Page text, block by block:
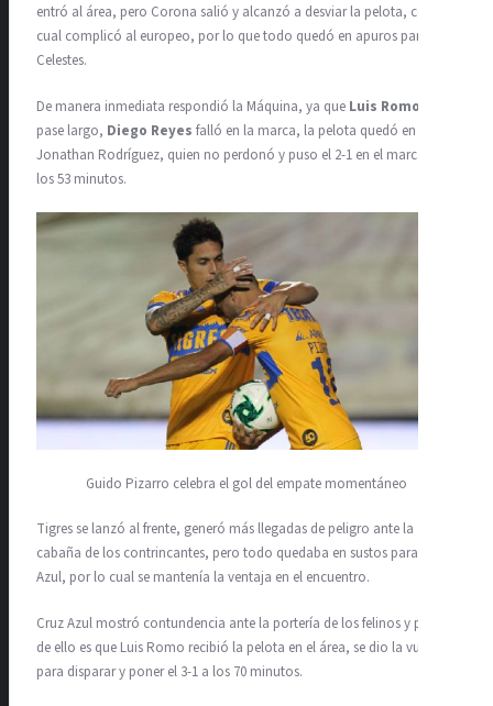
entró al área, pero Corona salió y alcanzó a desviar la pelota, con lo
cual complicó al europeo, por lo que todo quedó en apuros para los
Celestes.
De manera inmediata respondió la Máquina, ya que Luis Romo
pase largo, Diego Reyes falló en la marca, la pelota quedó en
Jonathan Rodríguez, quien no perdonó y puso el 2-1 en el marcador a
los 53 minutos.
Guido Pizarro celebra el gol del empate momentáneo
Tigres se lanzó al frente, generó más llegadas de peligro ante la
cabaña de los contrincantes, pero todo quedaba en sustos para Cruz
Azul, por lo cual se mantenía la ventaja en el encuentro.
Cruz Azul mostró contundencia ante la portería de los felinos y prueba
de ello es que Luis Romo recibió la pelota en el área, se dio la vuelta
para disparar y poner el 3-1 a los 70 minutos.